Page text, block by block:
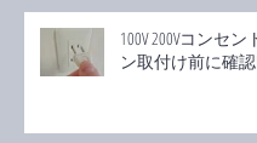
100V 200Vコンセ
ン取付け前に確認!